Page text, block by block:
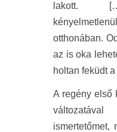
lakott.
otthonában.
az is oka
holtan feküdt
A regény első
ismertetőmet,